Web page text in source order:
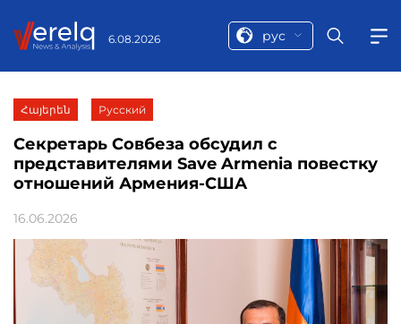
6.08.2026 рус
Հայերեն Русский
Секретарь Совбеза обсудил с
представителями Save Armenia повестку
отношений Армения-США
16.06.2026